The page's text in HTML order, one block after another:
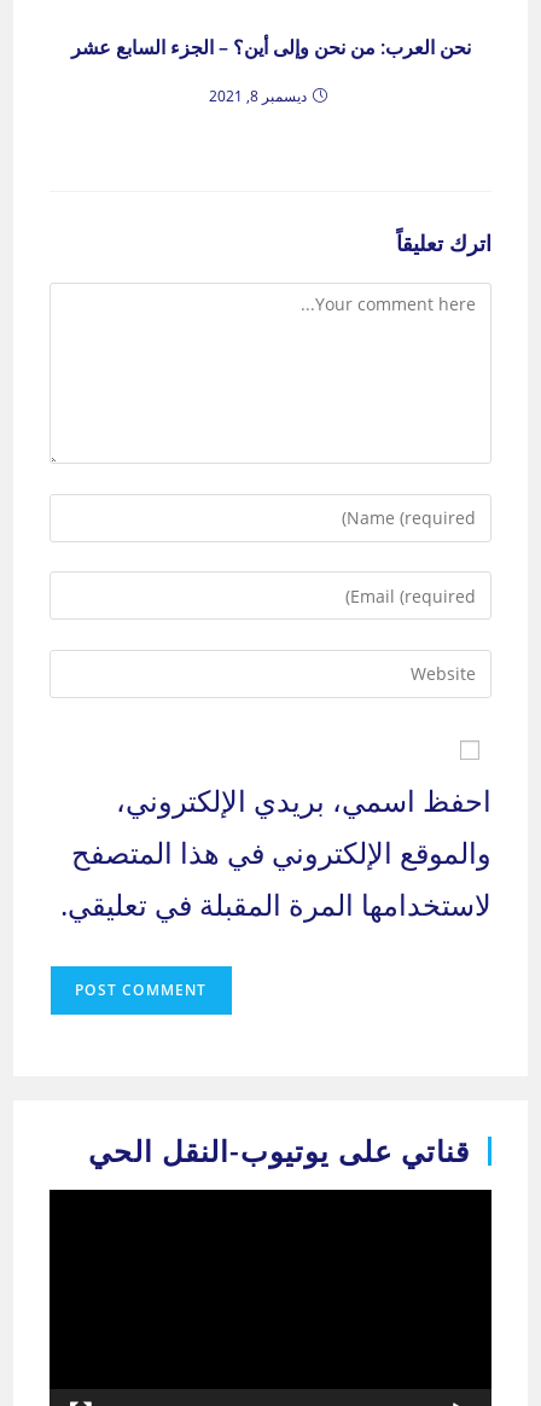
نحن العرب: من نحن وإلى أين؟ – الجزء السابع عشر
ديسمبر 8, 2021
اترك تعليقاً
Comment
Enter
your
username
to
comment
Enter
your
address
to
Enter
URL
احفظ اسمي، بريدي الإلكتروني،
والموقع الإلكتروني في هذا المتصفح
لاستخدامها المرة المقبلة في تعليقي.
قناتي على يوتيوب-النقل الحي